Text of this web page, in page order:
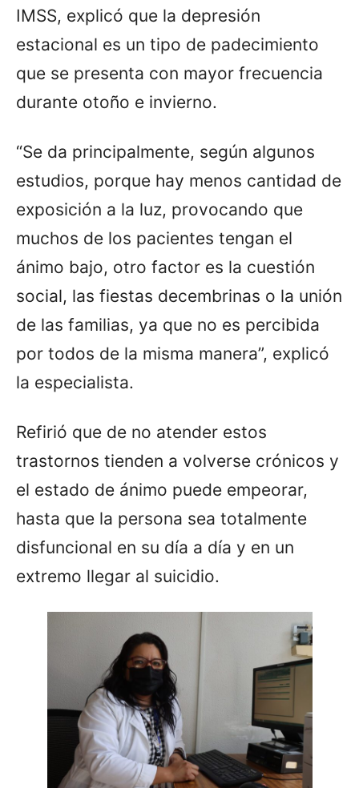
IMSS, explicó que la depresión
estacional es un tipo de padecimiento
que se presenta con mayor frecuencia
durante otoño e invierno.
“Se da principalmente, según algunos
estudios, porque hay menos cantidad de
exposición a la luz, provocando que
muchos de los pacientes tengan el
ánimo bajo, otro factor es la cuestión
social, las fiestas decembrinas o la unión
de las familias, ya que no es percibida
por todos de la misma manera”, explicó
la especialista.
Refirió que de no atender estos
trastornos tienden a volverse crónicos y
el estado de ánimo puede empeorar,
hasta que la persona sea totalmente
disfuncional en su día a día y en un
extremo llegar al suicidio.